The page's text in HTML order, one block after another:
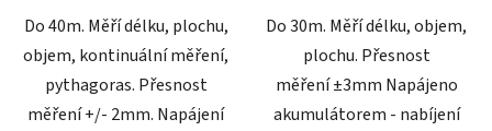
Do 40m. Měří délku, plochu,
objem, kontinuální měření,
pythagoras. Přesnost
měření +/- 2mm. Napájení
Do 30m. Měří délku, objem,
plochu. Přesnost
měření ±3mm Napájeno
akumulátorem - nabíjení